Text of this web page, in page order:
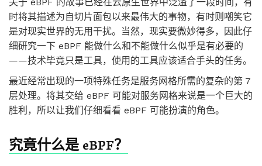
时将其描述为自切片面包以来最伟大的事物，有时则嘲笑它
是对现实世界的无用干扰。当然，现实要微妙得多，因此仔
细研究一下 eBPF 能做什么和不能做什么似乎是有必要的
——技术毕竟只是工具，使用的工具应该适合手头的任务。
最近经常出现的一项特殊任务是服务网格所需的复杂的第 7
层处理。将其交给 eBPF 可能对服务网格来说是一个巨大的
胜利，所以让我们仔细看看 eBPF 可能扮演的角色。
究竟什么是 eBPF？